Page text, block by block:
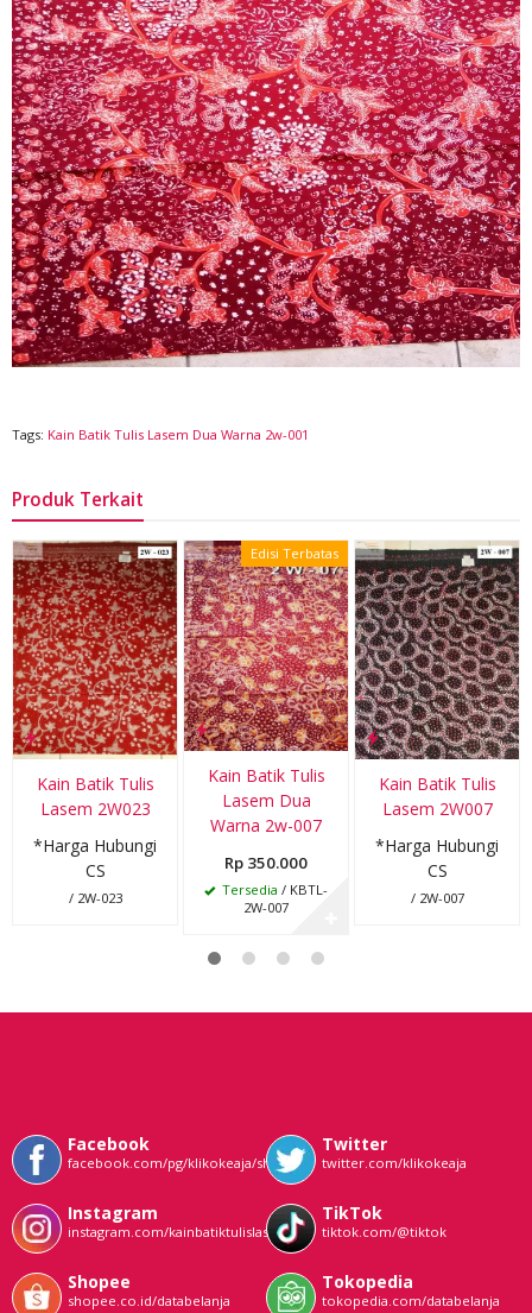
Tags: Kain Batik Tulis Lasem Dua Warna 2w-001
Produk Terkait
Kain Batik Tulis
Lasem 2W023
*Harga Hubungi
CS
/ 2W-023
Edisi Terbatas
Kain Batik Tulis
Lasem Dua
Warna 2w-007
Rp 350.000
Tersedia / KBTL-
2W-007
Kain Batik Tulis
Lasem 2W007
*Harga Hubungi
CS
/ 2W-007
Facebook
facebook.com/pg/klikokeaja/shop/
Twitter
twitter.com/klikokeaja
Instagram
instagram.com/kainbatiktulislasem
TikTok
tiktok.com/@tiktok
Shopee
shopee.co.id/databelanja
Tokopedia
tokopedia.com/databelanja